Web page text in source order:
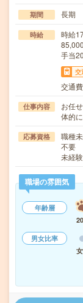
期間 長期
時給
時給
手当
交
交通
仕事内容
お任
体的
応募資格
職種
不要
未経
職場の雰囲気
年齢層
男女比率